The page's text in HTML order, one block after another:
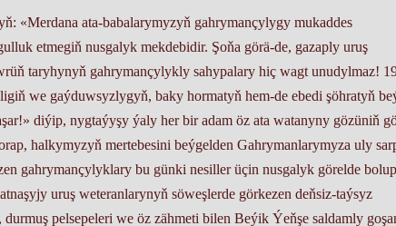
«Merdana ata-babalarymyzyň gahrymançylygy mukaddes
etmegiň nusgalyk mekdebidir. Şoňa görä-de, gazaply uruş
taryhynyň gahrymançylykly sahypalary hiç wagt unudylmaz!
we gaýduwsyzlygyň, baky hormatyň hem-de ebedi şöhratyň
diýip, nygtaýyşy ýaly her bir adam öz ata watanyny gözüniň
halkymyzyň mertebesini beýgelden Gahrymanlarymyza uly
gahrymançylyklary bu günki nesiller üçin nusgalyk görelde bolup
uruş weteranlarynyň söweşlerde görkezen deňsiz-taýsyz
pelsepeleri we öz zähmeti bilen Beýik Ýeňşe saldamly